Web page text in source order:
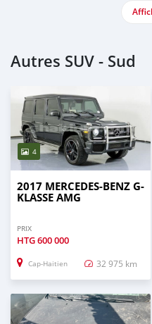
Autres SUV - Sud
4
2017 MERCEDES-BENZ G-
KLASSE AMG
PRIX
HTG600 000
Cap-Haitien 32 975 km